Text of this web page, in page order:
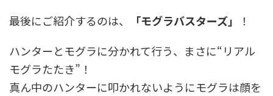
最後にご紹介するのは、
「モグラバスターズ」
！
ハンターとモグラに分かれて行う、まさに“リアル
モグラたたき”！
真ん中のハンターに叩かれないようにモグラは顔を